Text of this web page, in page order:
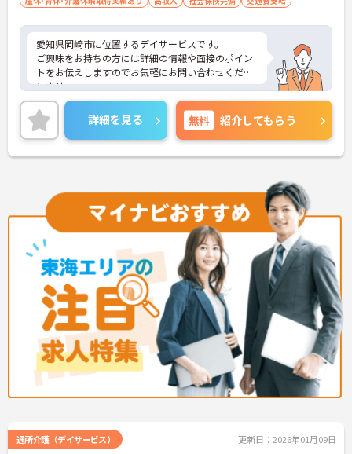
愛知県岡崎市に位置するデイサービスです。
ご興味をお持ちの方には詳細の情報や面接のポイン
トをお伝えしますのでお気軽にお問い合わせくださ
いませ。
詳細を見る 無料 紹介してもらう
通所介護（デイサービス） 更新日：2026年01月09日